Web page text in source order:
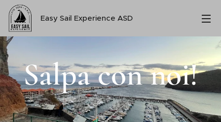
Easy Sail Experience ASD
Salpa con noi!